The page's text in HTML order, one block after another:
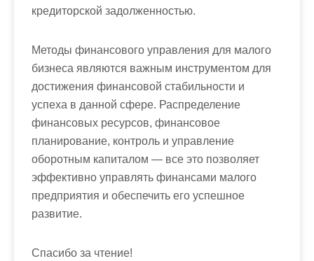
кредиторской задолженностью.
Методы финансового управления для малого
бизнеса являются важным инструментом для
достижения финансовой стабильности и
успеха в данной сфере. Распределение
финансовых ресурсов, финансовое
планирование, контроль и управление
оборотным капиталом — все это позволяет
эффективно управлять финансами малого
предприятия и обеспечить его успешное
развитие.
Спасибо за чтение!